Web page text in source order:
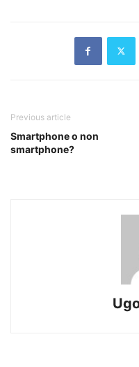
Previous article
Smartphone o non
smartphone?